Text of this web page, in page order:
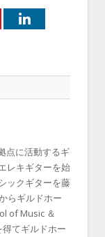
LinkedIn
点に活動するギ
レキギターを始
ックギターを藤
らギルドホー
of Music ＆
てギルドホー